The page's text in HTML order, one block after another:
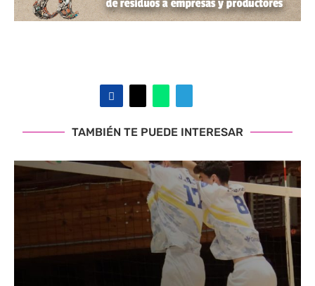
TAMBIÉN TE PUEDE INTERESAR